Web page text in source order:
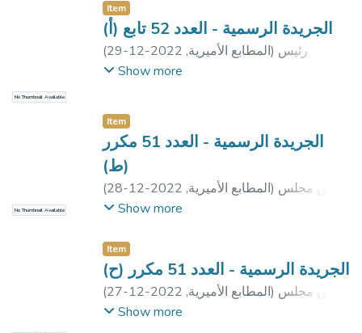
No Thumbnail Available
Item
الجريدة الرسمية - العدد 52 تابع (أ)
( المطابع الأميرية,
2022-12-29 ) رئيس
الجمهورية
Show more
No Thumbnail Available
Item
الجريدة الرسمية - العدد 51 مكرر
(ط)
( المطابع الأميرية,
2022-12-28 ) رئيس مجلس
الوزراء
Show more
Item
الجريدة الرسمية - العدد 51 مكرر (ح)
( المطابع الأميرية,
2022-12-27 ) رئيس مجلس
الوزراء
Show more